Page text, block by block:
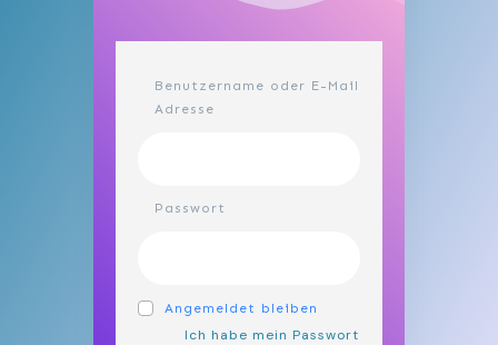
Benutzername oder E-Mail
Adresse
Passwort
Angemeldet bleiben
Ich habe mein Passwort